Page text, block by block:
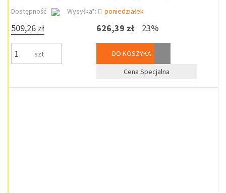
Dostępność
Wysyłka*: poniedziałek
509,26 zł
szt
626,39 zł 23%
DO KOSZYKA
Cena Specjalna